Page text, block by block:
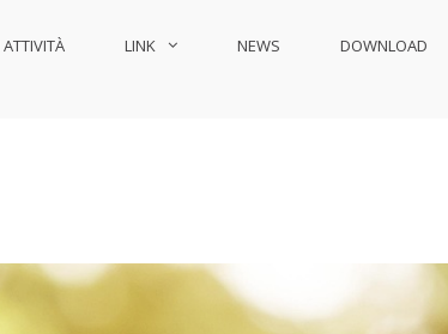
ATTIVITÀ LINK NEWS DOWNLOAD